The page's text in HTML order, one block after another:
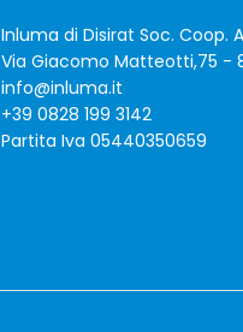
Inluma di Disirat Soc. Coop.
Via Giacomo Matteotti,75 -
info@inluma.it
+39 0828 199 3142
Partita Iva 05440350659